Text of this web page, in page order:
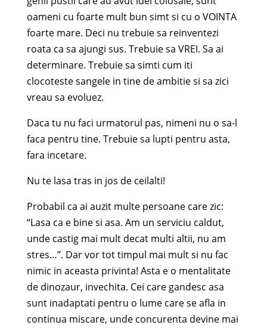
oameni cu foarte mult bun simt si cu o VOINTA
foarte mare. Deci nu trebuie sa reinventezi
roata ca sa ajungi sus. Trebuie sa VREI. Sa ai
determinare. Trebuie sa simti cum iti
clocoteste sangele in tine de ambitie si sa zici
vreau sa evoluez.
Daca tu nu faci urmatorul pas, nimeni nu o sa-l
faca pentru tine. Trebuie sa lupti pentru asta,
fara incetare.
Nu te lasa tras in jos de ceilalti!
Probabil ca ai auzit multe persoane care zic:
“Lasa ca e bine si asa. Am un serviciu caldut,
unde castig mai mult decat multi altii, nu am
stres…”. Dar vor tot timpul mai mult si nu fac
nimic in aceasta privinta! Asta e o mentalitate
de dinozaur, invechita. Cei care gandesc asa
sunt inadaptati pentru o lume care se afla in
continua miscare, unde concurenta devine mai